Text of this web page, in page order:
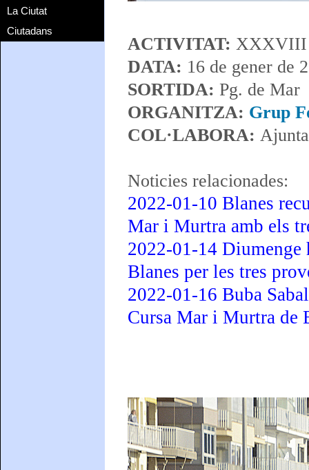
La Ciutat
Ciutadans
ACTIVITAT: XXXVIII
DATA: 16 de gener de
SORTIDA: Pg. de Mar
ORGANITZA: Grup
COL·LABORA:
Noticies relacionades:
2022-01-10 Blanes
Mar i Murtra amb els
2022-01-14 Diumenge
Blanes per les tres
2022-01-16 Buba
Cursa Mar i Murtra de